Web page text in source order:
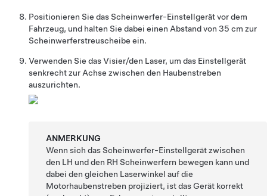
Positionieren Sie das Scheinwerfer-Einstellgerät vor dem
Fahrzeug, und halten Sie dabei einen Abstand von 35 cm zur
Scheinwerferstreuscheibe ein.
Verwenden Sie das Visier/den Laser, um das Einstellgerät
senkrecht zur Achse zwischen den Haubenstreben
auszurichten.
ANMERKUNG
Wenn sich das Scheinwerfer-Einstellgerät zwischen
den LH und den RH Scheinwerfern bewegen kann und
dabei den gleichen Laserwinkel auf die
Motorhaubenstreben projiziert, ist das Gerät korrekt